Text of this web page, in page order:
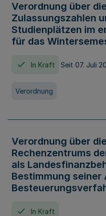
Verordnung über
Zulassungszahlen
Studienplätzen im
für das
In Kraft Seit 07. Juli
Verordnung
Verordnung über
Rechenzentrums
als
Bestimmung seiner
In Kraft